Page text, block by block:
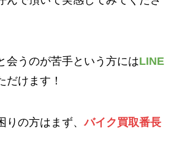
会うのが苦手という方にはLINE
だけます！
りの方はまず、バイク買取番長